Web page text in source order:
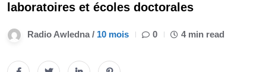
laboratoires et écoles doctorales
Radio Awledna / 10 mois 0 4 min read